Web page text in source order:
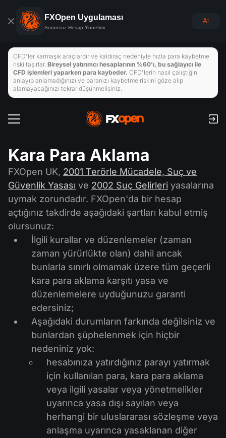
FXOpen Uygulaması
Sorunsuz Hesap Yönetimi
Al
Ödemeler
Yatırma ve Çekme işlemlerini
Tüccarlar Araçları
Forex
Endeksler
Emtialar
Hisseleri
Ticaret Platformları
TickTrader
MT4
Karşılaştırma
FXOpen App
iOS FXOpen App
Android FXOpen App
VPS
FIX API
Ekonomik Takvim
Haberler ve Analizler
Temettü Takvimi
Yardım Merkezi
CFD Yatırımı Nedir?
ECN Yatırımı Nedir?
Forex Brokerı nedir?
Şirket Haberleri
Neden Biz
Bize Ulaşın
Kara Para Aklama
FXOpen UK, 2001 Terörle Mücadele, Suç ve
Güvenlik Yasası ve 2002 Suç Gelirleri yasalarına
uymak zorundadır. FXOpen'da bir hesap
açtığınız takdirde aşağıdaki şartları kabul etmiş
olursunuz:
İlgili kurallar ve düzenlemeler (zaman
zaman yürürlükte olan) dahil ancak
bunlarla sınırlı olmamak üzere tüm geçerli
kara para aklama karşıtı yasa ve
düzenlemelere uyduğunuzu garanti
edersiniz;
Aşağıdaki durumların farkında değilsiniz ve
bunlardan şüphelenmek için hiçbir
nedeniniz yok:
hesabınıza yatırdığınız parayı yatırmak
için kullanılan para, kara para aklama
veya ilgili yasalar veya yönetmelikler
uyarınca yasa dışı sayılan veya
herhangi bir uluslararası sözleşme veya
anlaşma uyarınca yasaklanan diğer
CFD'ler karmaşık araçlardır ve kaldıraç nedeniyle hızla para kaybetme
riski taşırlar. Bireysel yatırımcı hesaplarının %60'ı, bu sağlayıcı ile
CFD işlemleri yaparken para kaybeder. CFD'lerin nasıl çalıştığını
anlayıp anlamadığınızı ve paranızı kaybetme riskini göze alıp
alamayacağınızı tekrar düşünmelisiniz.